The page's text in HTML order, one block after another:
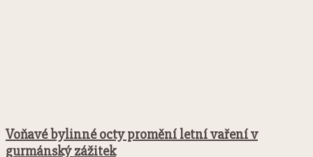
Voňavé bylinné octy promění letní vaření v
gurmánský zážitek